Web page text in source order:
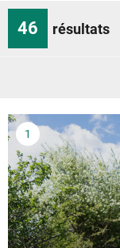
46 résultats